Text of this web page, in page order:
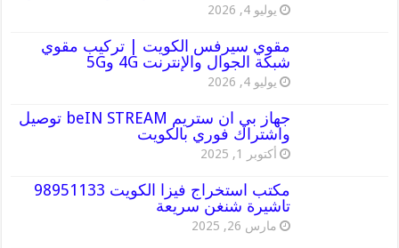
يوليو 4, 2026
مقوي سيرفس الكويت | تركيب مقوي
شبكة الجوال والإنترنت 4G و5G
يوليو 4, 2026
جهاز بي ان ستريم beIN STREAM توصيل
واشتراك فوري بالكويت
أكتوبر 1, 2025
مكتب استخراج فيزا الكويت 98951133
تاشيرة شنغن سريعة
مارس 26, 2025